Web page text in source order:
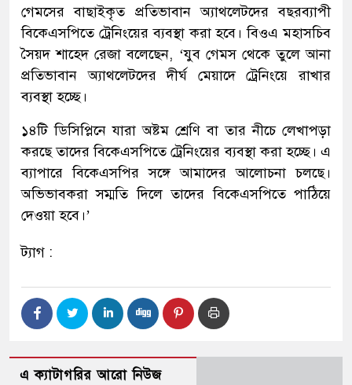
গেমসের বাছাইকৃত প্রতিভাবান অ্যাথলেটদের বছরব্যাপী
বিকেএসপিতে ট্রেনিংয়ের ব্যবস্থা করা হবে। বিওএ মহাসচিব
সৈয়দ শাহেদ রেজা বলেছেন, ‘যুব গেমস থেকে তুলে আনা
প্রতিভাবান অ্যাথলেটদের দীর্ঘ মেয়াদে ট্রেনিংয়ে রাখার
ব্যবস্থা হচ্ছে।
১৪টি ডিসিপ্লিনে যারা অষ্টম শ্রেণি বা তার নীচে লেখাপড়া
করছে তাদের বিকেএসপিতে ট্রেনিংয়ের ব্যবস্থা করা হচ্ছে। এ
ব্যাপারে বিকেএসপির সঙ্গে আমাদের আলোচনা চলছে।
অভিভাবকরা সম্মতি দিলে তাদের বিকেএসপিতে পাঠিয়ে
দেওয়া হবে।’
ট্যাগ :
এ ক্যাটাগরির আরো নিউজ